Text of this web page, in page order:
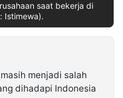
saat bekerja di
Istimewa).
menjadi salah
dihadapi Indonesia